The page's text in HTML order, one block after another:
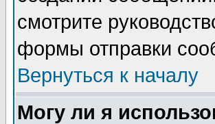
смотрите
формы отправки
Вернуться к началу
Могу ли я